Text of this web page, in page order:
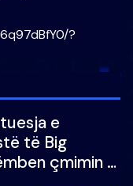
?
e
të Big
çmimin e